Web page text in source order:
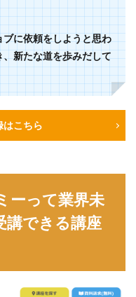
に依頼をしようと思わ
新たな道を歩みだして
こちら
ーって業界未
講できる講座